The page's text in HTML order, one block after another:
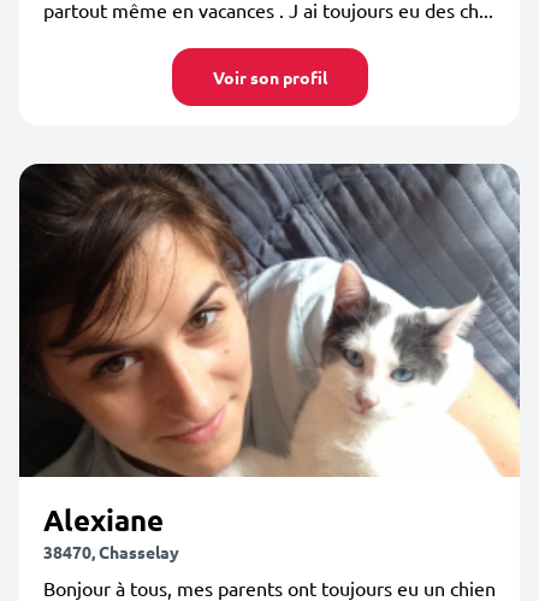
partout même en vacances . J ai toujours eu des ch...
Voir son profil
Alexiane
38470, Chasselay
Bonjour à tous, mes parents ont toujours eu un chien